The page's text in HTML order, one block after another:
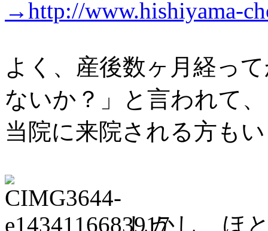
→http://www.hishiyama-
よく、産後数ヶ月経っ
ないか？」と言われて、
当院に来院される方も
しかし、ほ